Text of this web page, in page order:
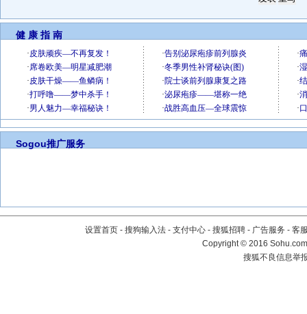
健 康 指 南
Sogou推广服务
设置首页 - 搜狗输入法 - 支付中心 - 搜狐招聘 - 广告服务 - 客
Copyright©2016
搜狐不良信息举